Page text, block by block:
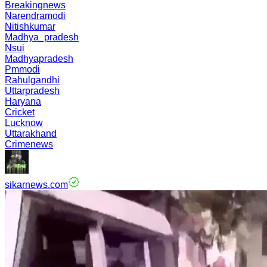
Breakingnews
Narendramodi
Nitishkumar
Madhya_pradesh
Nsui
Madhyapradesh
Pmmodi
Rahulgandhi
Uttarpradesh
Haryana
Cricket
Lucknow
Uttarakhand
Crimenews
sikarnews.com